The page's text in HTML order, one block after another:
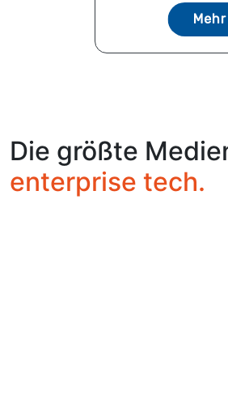
Die größte
enterprise tech.